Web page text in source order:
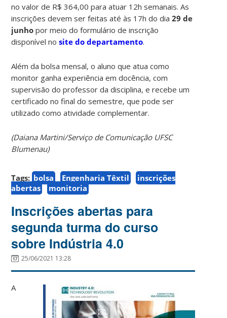
no valor de R$ 364,00 para atuar 12h semanais. As
inscrições devem ser feitas até às 17h do dia29 de
junho por meio do formulário de inscrição
disponível nosite do departamento.
Além da bolsa mensal, o aluno que atua como
monitor ganha experiência em docência, com
supervisão do professor da disciplina, e recebe um
certificado no final do semestre, que pode ser
utilizado como atividade complementar.
(Daiana Martini/Serviço de Comunicação UFSC
Blumenau)
Tags: bolsa Engenharia Têxtil
inscrições
abertas
monitoria
Inscrições abertas para
segunda turma do curso
sobre Indústria 4.0
25/06/2021 13:28
A